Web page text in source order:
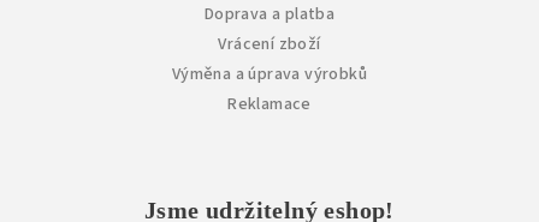
Doprava a platba
Vrácení zboží
Výměna a úprava výrobků
Reklamace
Jsme udržitelný eshop!